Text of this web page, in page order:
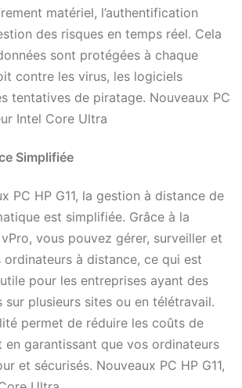
matériel, l’authentification
des risques en temps réel. Cela
sont protégées à chaque
contre les virus, les logiciels
tentatives de piratage. Nouveaux PC
Intel Core Ultra
Simplifiée
PC HP G11, la gestion à distance de
est simplifiée. Grâce à la
vous pouvez gérer, surveiller et
à distance, ce qui est
pour les entreprises ayant des
sur plusieurs sites ou en télétravail.
permet de réduire les coûts de
en garantissant que vos ordinateurs
et sécurisés. Nouveaux PC HP G11,